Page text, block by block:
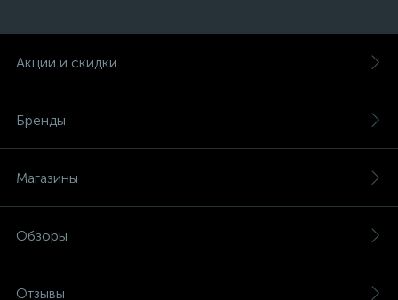
Акции и скидки
Бренды
Магазины
Обзоры
Отзывы